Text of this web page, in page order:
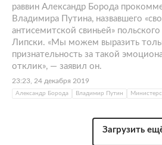
раввин Александр Борода
Владимира Путина, назвавшего
антисемитской свиньей»
Липски. «Мы можем выразить
признательность за такой
отклик», — заявил он.
23:23, 24 декабря 2019
Александр Борода Владимир Путин
Загрузить